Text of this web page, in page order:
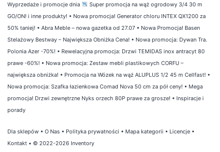
Wyprzedaże i promocje dnia
Super promocja na wąż ogrodowy 3/4 30 m
GO/ON! i inne produkty! • Nowa promocja! Generator chloru INTEX QX1200 za
50% taniej! • Abra Meble – nowa gazetka od 27.07 • Nowa Promocja! Basen
Stelażowy Bestway – Największa Obniżka Cena! • Nowa promocja: Dywan Tra.
Polonia Azer -70%! • Rewelacyjna promocja: Drzwi TEMIDAS inox antracyt 80
prawe -60%! • Nowa promocja: Zestaw mebli plastikowych CORFU –
największa obniżka! • Promocja na Wózek na wąż ALUPLUS 1/2 45 m Cellfast! •
Nowa promocja: Szafka łazienkowa Comad Nova 50 cm za pół ceny! • Mega
promocja! Drzwi zewnętrzne Nyks orzech 80P prawe za grosze! • Inspiracje i
porady
Dla sklepów • O Nas • Polityka prywatności • Mapa kategorii • Licencje •
Kontakt • © 2022-2026 Inventory